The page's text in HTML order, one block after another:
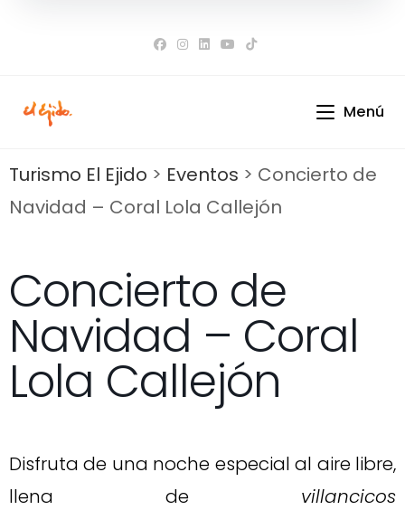
Menú
Turismo El Ejido > Eventos > Concierto de
Navidad – Coral Lola Callejón
Concierto de
Navidad – Coral
Lola Callejón
Disfruta de una noche especial al aire libre,
llena de villancicos